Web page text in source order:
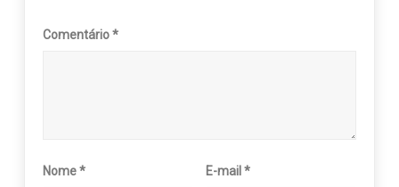
Comentário*
Nome* E-mail*